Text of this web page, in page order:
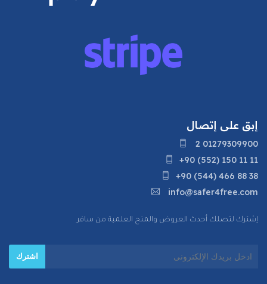
إبق على إتصال
2 01279309900
+90 (552) 150 11 11
+90 (544) 466 88 38
info@safer4free.com
إشترك لتصلك أحدث العروض والمنح العلمية من سافر